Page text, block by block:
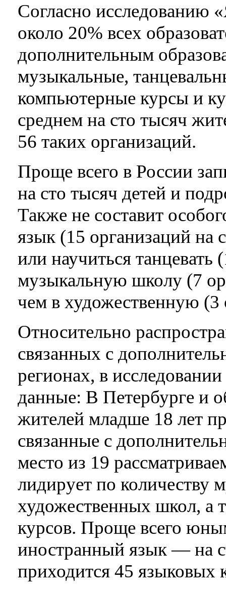
Согласно исследованию
около 20% всех
дополнительным
музыкальные,
компьютерные курсы и
среднем на сто тысяч
56 таких организаций.
Проще всего в России
на сто тысяч детей и
Также не составит
язык (15 организаций на
или научиться
музыкальную школу (7
чем в художественную (3
Относительно
связанных с
регионах, в
данные: В Петербурге и
жителей младше 18 лет
связанные с
место из 19
лидирует по количеству
художественных школ, а
курсов. Проще всего
иностранный язык — на
приходится 45 языковых